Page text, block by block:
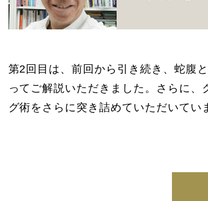
第2回目は、前回から引き続き、蛇腹
ってご解説いただきました。さらに
グ術をさらに突き詰めていただいてい